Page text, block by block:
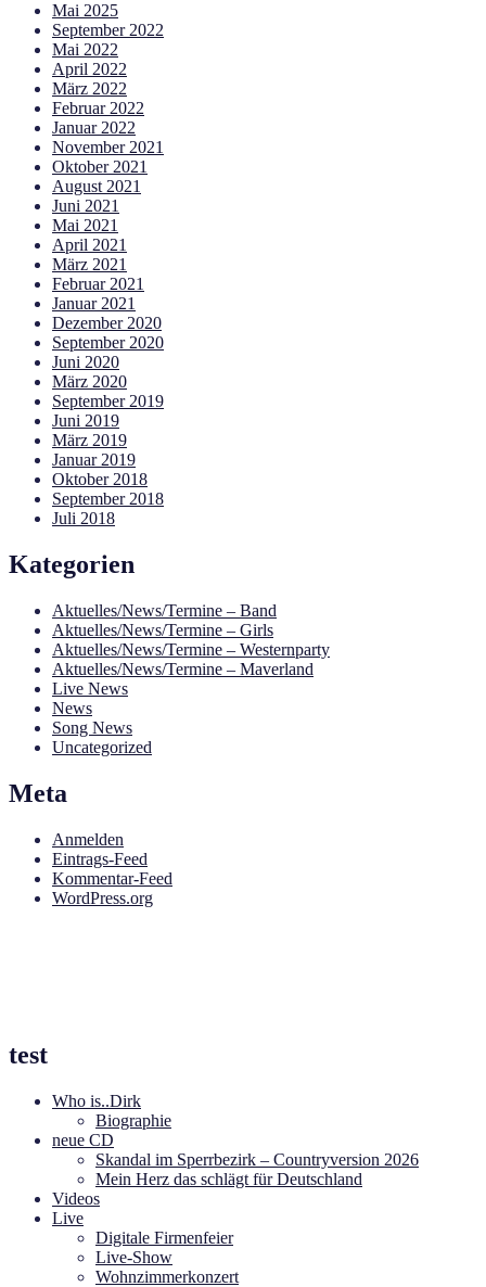
Mai 2025
September 2022
Mai 2022
April 2022
März 2022
Februar 2022
Januar 2022
November 2021
Oktober 2021
August 2021
Juni 2021
Mai 2021
April 2021
März 2021
Februar 2021
Januar 2021
Dezember 2020
September 2020
Juni 2020
März 2020
September 2019
Juni 2019
März 2019
Januar 2019
Oktober 2018
September 2018
Juli 2018
Kategorien
Aktuelles/News/Termine – Band
Aktuelles/News/Termine – Girls
Aktuelles/News/Termine – Westernparty
Aktuelles/News/Termine – Maverland
Live News
News
Song News
Uncategorized
Meta
Anmelden
Eintrags-Feed
Kommentar-Feed
WordPress.org
test
Who is..Dirk
Biographie
neue CD
Skandal im Sperrbezirk – Countryversion 2026
Mein Herz das schlägt für Deutschland
Videos
Live
Digitale Firmenfeier
Live-Show
Wohnzimmerkonzert